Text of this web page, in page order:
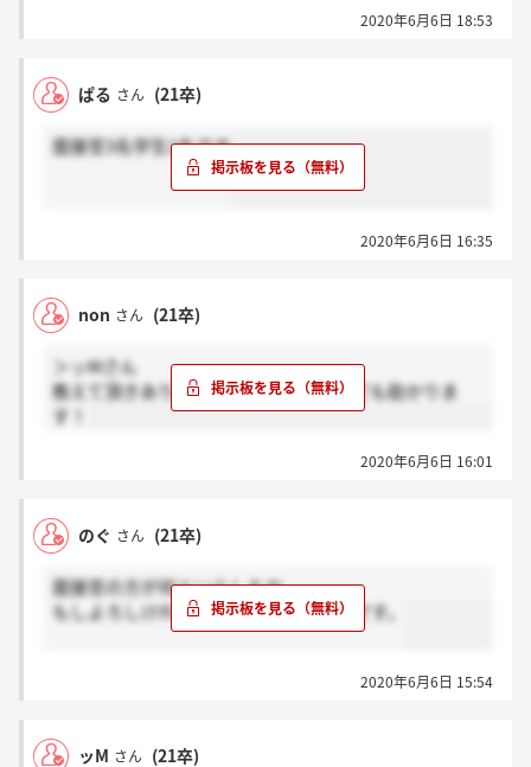
2020年6月6日 18:53
ぱる さん (21卒)
面接官3名学生1名です
2020年6月6日 16:35
non さん (21卒)
＞ッMさん
教えて頂きありがとうございます！とても助かりま
す！
2020年6月6日 16:01
のぐ さん (21卒)
面接官の方が何人いらしたか、
もしよろしければ教えていただきたいです。
2020年6月6日 15:54
ッM さん (21卒)